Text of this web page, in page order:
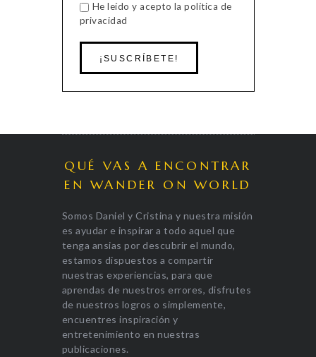
He leído y acepto la política de
privacidad
QUÉ VAS A ENCONTRAR
EN WANDER ON WORLD
Somos Daniel y Cristina y nuestra misión
es ayudar e inspirar a todo aquel que
tenga ansias por descubrir el mundo,
estamos dispuestos a compartir
nuestras experiencias, para que
aprendas de nuestros errores, disfrutes
de nuestros logros o simplemente,
encuentres inspiración y
entretenimiento en nuestras
publicaciones.